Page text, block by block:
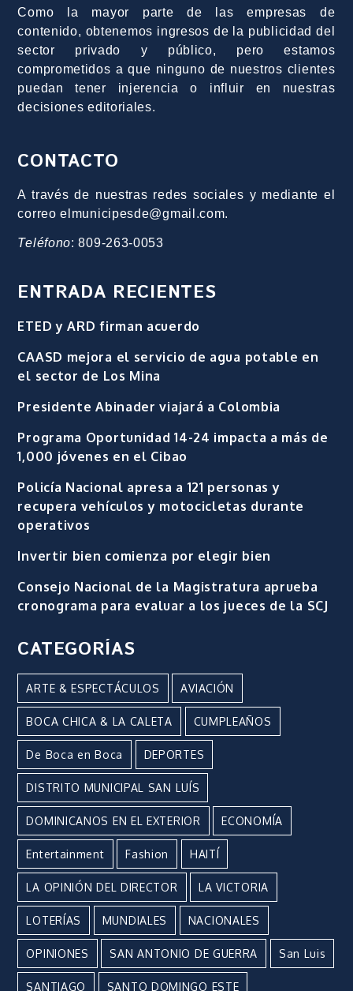
Como la mayor parte de las empresas de
contenido, obtenemos ingresos de la publicidad del
sector privado y público, pero estamos
comprometidos a que ninguno de nuestros clientes
puedan tener injerencia o influir en nuestras
decisiones editoriales.
CONTACTO
A través de nuestras redes sociales y mediante el
correo elmunicipesde@gmail.com.
Teléfono: 809-263-0053
ENTRADA RECIENTES
ETED y ARD firman acuerdo
CAASD mejora el servicio de agua potable en
el sector de Los Mina
Presidente Abinader viajará a Colombia
Programa Oportunidad 14-24 impacta a más de
1,000 jóvenes en el Cibao
Policía Nacional apresa a 121 personas y
recupera vehículos y motocicletas durante
operativos
Invertir bien comienza por elegir bien
Consejo Nacional de la Magistratura aprueba
cronograma para evaluar a los jueces de la SCJ
CATEGORÍAS
ARTE & ESPECTÁCULOS AVIACIÓN
BOCA CHICA & LA CALETA CUMPLEAÑOS
De Boca en Boca DEPORTES
DISTRITO MUNICIPAL SAN LUÍS
DOMINICANOS EN EL EXTERIOR ECONOMÍA
Entertainment Fashion HAITÍ
LA OPINIÓN DEL DIRECTOR LA VICTORIA
LOTERÍAS MUNDIALES NACIONALES
OPINIONES SAN ANTONIO DE GUERRA San Luis
SANTIAGO SANTO DOMINGO ESTE